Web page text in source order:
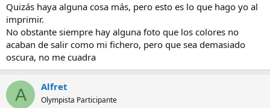
Quizás haya alguna cosa más, pero esto es lo que hago yo al
imprimir.
No obstante siempre hay alguna foto que los colores no
acaban de salir como mi fichero, pero que sea demasiado
oscura, no me cuadra
A Alfret
Olympista Participante